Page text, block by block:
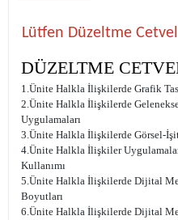
Lütfen Düzeltme
DÜZELTME
1.Ünite Halkla İlişkilerde Grafik
2.Ünite Halkla İlişkilerde
Uygulamaları
3.Ünite Halkla İlişkilerde Görsel-
4.Ünite Halkla İlişkiler
Kullanımı
5.Ünite Halkla İlişkilerde Dijital
Boyutları
6.Ünite Halkla İlişkilerde Dijital